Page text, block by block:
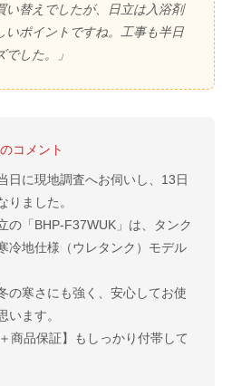
い替えでしたが、日立は入浴剤
いポイントですね。工事も半日
した。」
コメント
日に現地調査へお伺いし、13日
りました。
の「BHP-F37WUK」は、タンク
冷地仕様（ウレタンク） モデル
の寒さにも強く、安心してお使
います。
商品保証】
もしっかり付帯して